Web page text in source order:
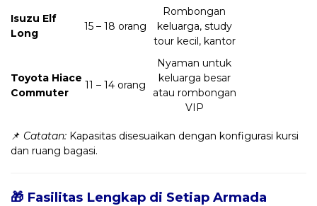
Isuzu Elf
Long
15 – 18 orang
Rombongan
keluarga, study
tour kecil, kantor
Toyota Hiace
Commuter
11 – 14 orang
Nyaman untuk
keluarga besar
atau rombongan
VIP
📌 Catatan: Kapasitas disesuaikan dengan konfigurasi kursi
dan ruang bagasi.
🎁 Fasilitas Lengkap di Setiap Armada